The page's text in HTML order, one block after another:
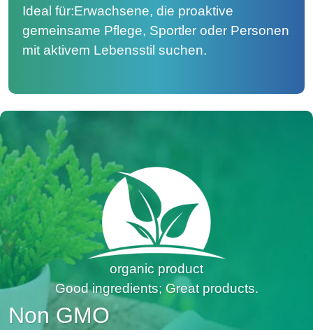
Ideal für:Erwachsene, die proaktive
gemeinsame Pflege, Sportler oder Personen
mit aktivem Lebensstil suchen.
organic product
Good ingredients; Great products.
Non GMO